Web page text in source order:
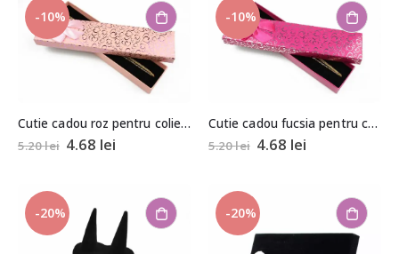
-10%
Cutie cadou roz pentru colier, bratara sau ceas 2×4,5×20,5cm
5.20lei 4.68 lei
-10%
Cutie cadou fucsia pentru colier, bratara sau ceas 2×4,5×20,5cm
5.20lei 4.68 lei
-20% -20%